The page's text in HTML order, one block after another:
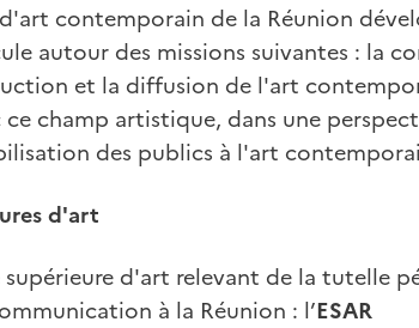
d'art contemporain de la Réunion
autour des missions suivantes : la
et la diffusion de l'art
champ artistique, dans une
des publics à l'art
d'art
d'art relevant de la tutelle
à la Réunion : l’ESAR